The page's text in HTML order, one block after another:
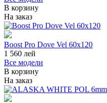
В корзину
На заказ
Boost Pro Dove Vel 60x120
1 560 лей
Все модели
В корзину
На заказ